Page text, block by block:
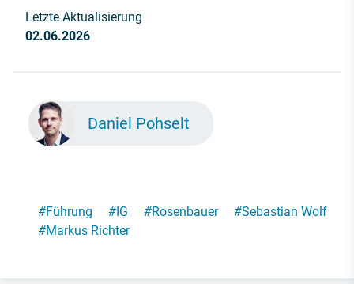
Letzte Aktualisierung
02.06.2026
Daniel Pohselt
#Führung #IG #Rosenbauer #Sebastian Wolf
#Markus Richter